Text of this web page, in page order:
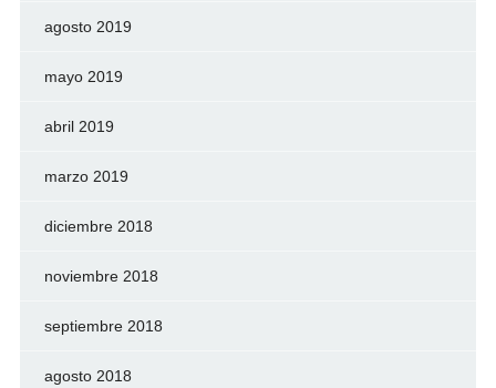
agosto 2019
mayo 2019
abril 2019
marzo 2019
diciembre 2018
noviembre 2018
septiembre 2018
agosto 2018